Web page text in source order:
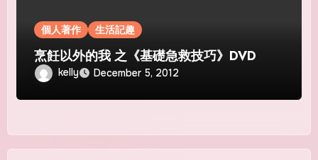
個人著作 生活記趣
烹飪以外的我 之《基礎急救技巧》DVD
kelly December 5, 2012